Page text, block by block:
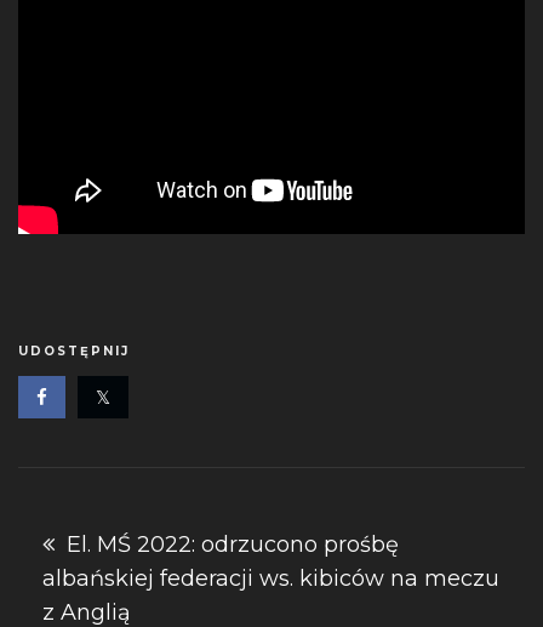
UDOSTĘPNIJ
Nawigacja
wpisu
El. MŚ 2022: odrzucono prośbę
albańskiej federacji ws. kibiców na meczu
z Anglią